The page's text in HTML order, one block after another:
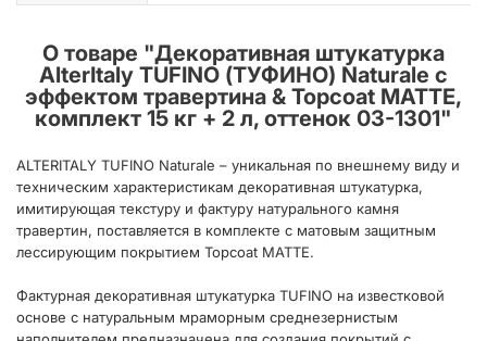
О товаре "Декоративная штукатурка
AlterItaly TUFINO (ТУФИНО) Naturale с
эффектом травертина & Topcoat MATTE,
комплект 15 кг + 2 л, оттенок 03-1301"
ALTERITALY TUFINO Naturale – уникальная по внешнему виду и
техническим характеристикам декоративная штукатурка,
имитирующая текстуру и фактуру натурального камня
травертин, поставляется в комплекте с матовым защитным
лессирующим покрытием Topcoat MATTE.
Фактурная декоративная штукатурка TUFINO на известковой
основе с натуральным мраморным среднезернистым